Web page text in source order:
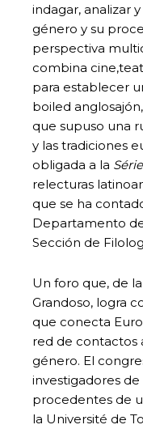
indagar, analizar
género y su
perspectiva
combina
para establecer
boiled
que supuso una
y las tradiciones
obligada a la
relecturas
que se ha
Departamento
Sección de
Un foro que, de
Grandoso, logra
que conecta
red de contactos
género. El
investigadores
procedentes de
la Université de